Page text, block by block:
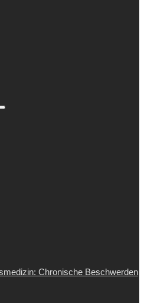
Chronische Beschwerden